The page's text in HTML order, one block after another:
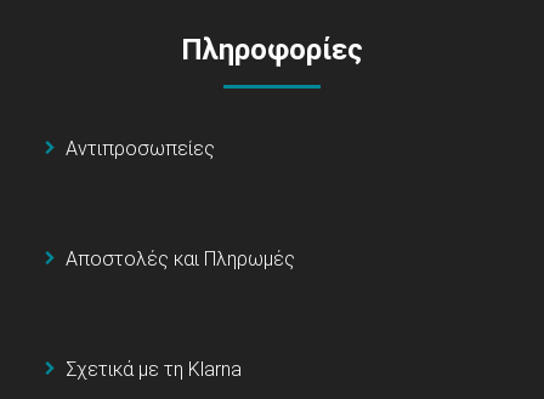
Πληροφορίες
Αντιπροσωπείες
Αποστολές και Πληρωμές
Σχετικά με τη Klarna